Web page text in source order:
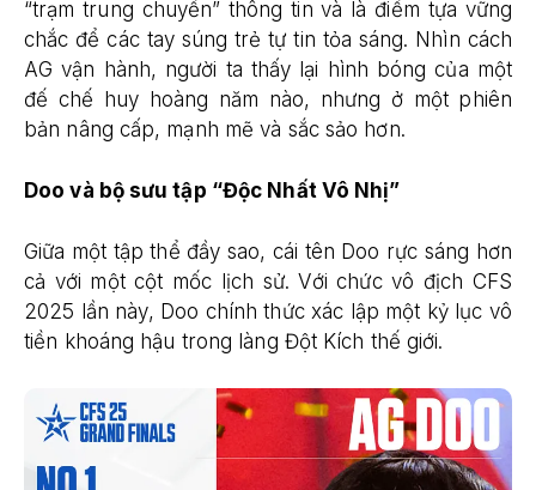
“trạm trung chuyển” thông tin và là điểm tựa vững
chắc để các tay súng trẻ tự tin tỏa sáng. Nhìn cách
AG vận hành, người ta thấy lại hình bóng của một
đế chế huy hoàng năm nào, nhưng ở một phiên
bản nâng cấp, mạnh mẽ và sắc sảo hơn.
Doo và bộ sưu tập “Độc Nhất Vô Nhị”
Giữa một tập thể đầy sao, cái tên Doo rực sáng hơn
cả với một cột mốc lịch sử. Với chức vô địch CFS
2025 lần này, Doo chính thức xác lập một kỷ lục vô
tiền khoáng hậu trong làng Đột Kích thế giới.